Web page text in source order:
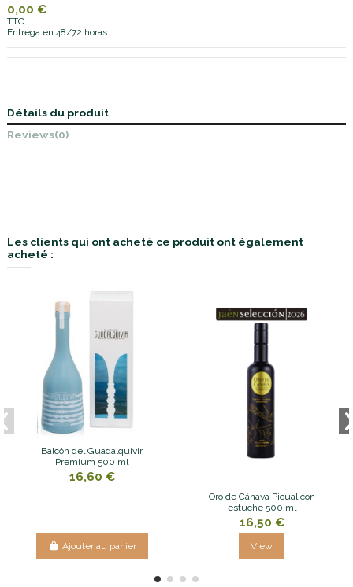
0,00 €
TTC
Entrega en 48/72 horas.
Détails du produit
Reviews(0)
Les clients qui ont acheté ce produit ont également
acheté :
Balcón del Guadalquivir
Premium 500 ml
16,60 €
Ajouter au panier
Oro de Cánava Picual con
estuche 500 ml
16,50 €
View